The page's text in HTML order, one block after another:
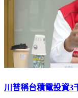
川普稱台積電投資